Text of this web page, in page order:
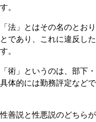
す。
「法」とはその名のとお
とであり、これに違反し
す。
「術」というのは、部下
具体的には勤務評定など
性善説と性悪説のどちら